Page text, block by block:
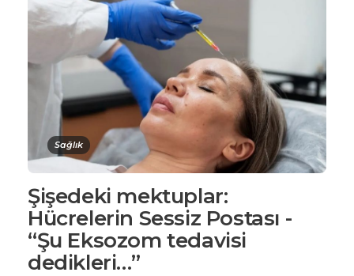
Sağlık
Şişedeki mektuplar:
Hücrelerin Sessiz Postası -
“Şu Eksozom tedavisi
dedikleri…”